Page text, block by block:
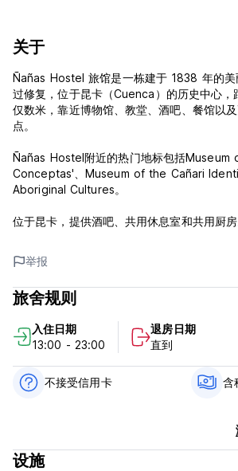
关于
Ñañas Hostel 旅馆是一栋建于 1838 年的美
过修复，位于昆卡（Cuenca）的历史中心
仅数米，靠近博物馆、教堂、酒吧、餐馆以
点。
Ñañas Hostel附近的热门地标包括Museum
Conceptas'、Museum of the Cañari
Aboriginal Cultures。
位于昆卡，提供酒吧、共用休息室和共用厨
台。
所有客人均可使用免费无线网络连接，部分
旅馆的客房配有床上用品和毛巾。
从酒店出发可轻松前往观光旅游。旅馆还为客
Ñañas 旅馆政策和条件：
取消政策：抵达前 3 天。如果延迟取消或未
12点前退房
举报
旅舍规则
入住日期
13:00 - 23:00
退房日期
直到
不接受信用卡 含
设施